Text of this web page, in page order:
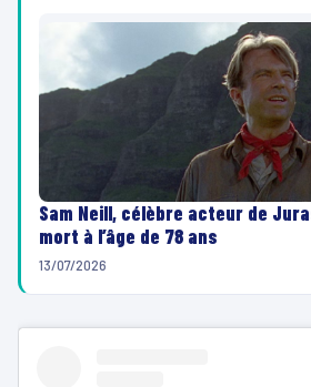
Sam Neill, célèbre acteur de
mort à l’âge de 78 ans
13/07/2026